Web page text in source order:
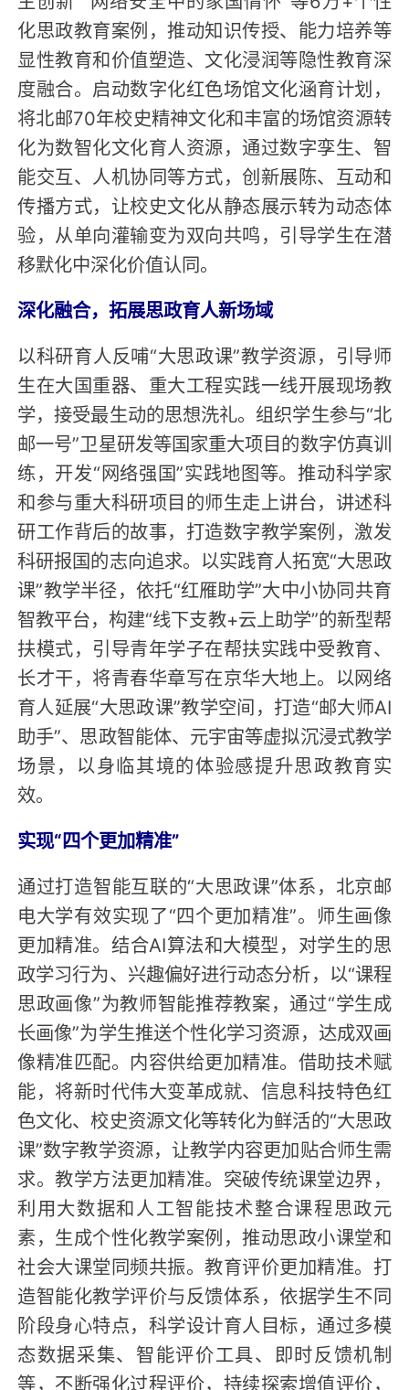
化思政教育案例，推动知识传授、能力培养等
显性教育和价值塑造、文化浸润等隐性教育深
度融合。启动数字化红色场馆文化涵育计划，
将北邮70年校史精神文化和丰富的场馆资源转
化为数智化文化育人资源，通过数字孪生、智
能交互、人机协同等方式，创新展陈、互动和
传播方式，让校史文化从静态展示转为动态体
验，从单向灌输变为双向共鸣，引导学生在潜
移默化中深化价值认同。
深化融合，拓展思政育人新场域
以科研育人反哺“大思政课”教学资源，引导师
生在大国重器、重大工程实践一线开展现场教
学，接受最生动的思想洗礼。组织学生参与“北
邮一号”卫星研发等国家重大项目的数字仿真训
练，开发“网络强国”实践地图等。推动科学家
和参与重大科研项目的师生走上讲台，讲述科
研工作背后的故事，打造数字教学案例，激发
科研报国的志向追求。以实践育人拓宽“大思政
课”教学半径，依托“红雁助学”大中小协同共育
智教平台，构建“线下支教+云上助学”的新型帮
扶模式，引导青年学子在帮扶实践中受教育、
长才干，将青春华章写在京华大地上。以网络
育人延展“大思政课”教学空间，打造“邮大师AI
助手”、思政智能体、元宇宙等虚拟沉浸式教学
场景，以身临其境的体验感提升思政教育实
效。
实现“四个更加精准”
通过打造智能互联的“大思政课”体系，北京邮
电大学有效实现了“四个更加精准”。师生画像
更加精准。结合AI算法和大模型，对学生的思
政学习行为、兴趣偏好进行动态分析，以“课程
思政画像”为教师智能推荐教案，通过“学生成
长画像”为学生推送个性化学习资源，达成双画
像精准匹配。内容供给更加精准。借助技术赋
能，将新时代伟大变革成就、信息科技特色红
色文化、校史资源文化等转化为鲜活的“大思政
课”数字教学资源，让教学内容更加贴合师生需
求。教学方法更加精准。突破传统课堂边界，
利用大数据和人工智能技术整合课程思政元
素，生成个性化教学案例，推动思政小课堂和
社会大课堂同频共振。教育评价更加精准。打
造智能化教学评价与反馈体系，依据学生不同
阶段身心特点，科学设计育人目标，通过多模
态数据采集、智能评价工具、即时反馈机制
等，不断强化过程评价，持续探索增值评价，